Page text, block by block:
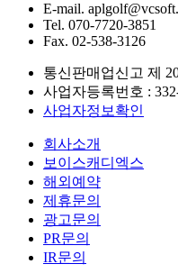
E-mail.
Tel. 070-7720-3851
Fax. 02-538-3126
통신판매업신고 제
사업자등록번호 :
사업자정보확인
회사소개
보이스캐디엑스
해외예약
제휴문의
광고문의
PR문의
IR문의